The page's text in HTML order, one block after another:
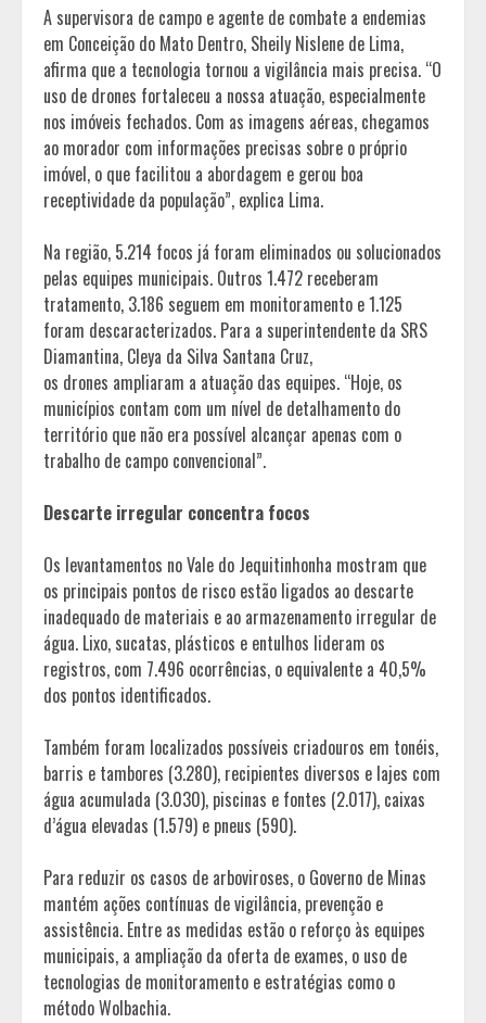
A supervisora de campo e agente de combate a endemias
em Conceição do Mato Dentro, Sheily Nislene de Lima,
afirma que a tecnologia tornou a vigilância mais precisa. “O
uso de drones fortaleceu a nossa atuação, especialmente
nos imóveis fechados. Com as imagens aéreas, chegamos
ao morador com informações precisas sobre o próprio
imóvel, o que facilitou a abordagem e gerou boa
receptividade da população”, explica Lima.
Na região, 5.214 focos já foram eliminados ou solucionados
pelas equipes municipais. Outros 1.472 receberam
tratamento, 3.186 seguem em monitoramento e 1.125
foram descaracterizados. Para a superintendente da SRS
Diamantina, Cleya da Silva Santana Cruz,
os drones ampliaram a atuação das equipes. “Hoje, os
municípios contam com um nível de detalhamento do
território que não era possível alcançar apenas com o
trabalho de campo convencional”.
Descarte irregular concentra focos
Os levantamentos no Vale do Jequitinhonha mostram que
os principais pontos de risco estão ligados ao descarte
inadequado de materiais e ao armazenamento irregular de
água. Lixo, sucatas, plásticos e entulhos lideram os
registros, com 7.496 ocorrências, o equivalente a 40,5%
dos pontos identificados.
Também foram localizados possíveis criadouros em tonéis,
barris e tambores (3.280), recipientes diversos e lajes com
água acumulada (3.030), piscinas e fontes (2.017), caixas
d’água elevadas (1.579) e pneus (590).
Para reduzir os casos de arboviroses, o Governo de Minas
mantém ações contínuas de vigilância, prevenção e
assistência. Entre as medidas estão o reforço às equipes
municipais, a ampliação da oferta de exames, o uso de
tecnologias de monitoramento e estratégias como o
método Wolbachia.